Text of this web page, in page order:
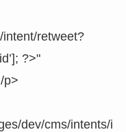
retweet?
?>"
p>
dev/cms/intents/i